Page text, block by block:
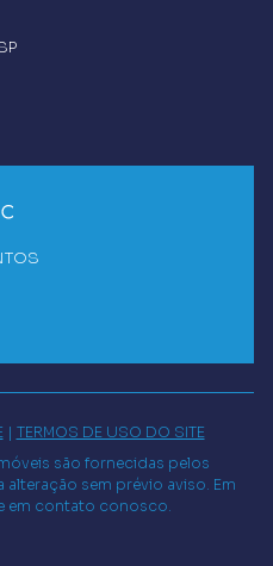
| TERMOS DE USO DO SITE
são fornecidas pelos
sem prévio aviso. Em
em contato conosco.